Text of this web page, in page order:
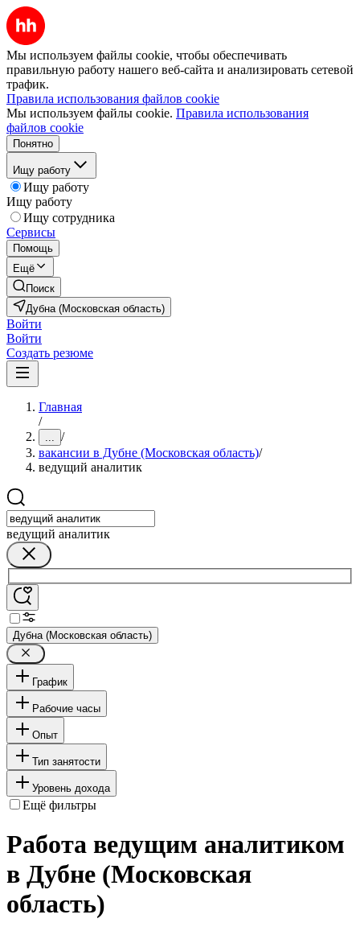
Мы используем файлы cookie, чтобы обеспечивать
правильную работу нашего веб-сайта и анализировать сетевой
трафик.
Правила использования файлов cookie
Мы используем файлы cookie. Правила использования
файлов cookie
Понятно
Ищу работу
Ищу работу
Ищу работу
Ищу сотрудника
Сервисы
Помощь
Ещё
Поиск
Дубна (Московская область)
Войти
Войти
Создать резюме
Главная
/
... /
вакансии в Дубне (Московская область)/
ведущий аналитик
ведущий аналитик
Дубна (Московская область)
График
Рабочие часы
Опыт
Тип занятости
Уровень дохода
Ещё фильтры
Работа ведущим аналитиком
в Дубне (Московская
область)